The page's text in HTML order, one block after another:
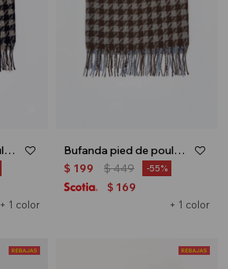
Bufanda pied de poule - Gris
+ 1 color
Bufanda pied de poule - Verde
+ 1 color
$ 199 $449 55
$ 169